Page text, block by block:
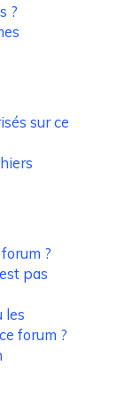
?
sur ce
?
pas
les
forum ?